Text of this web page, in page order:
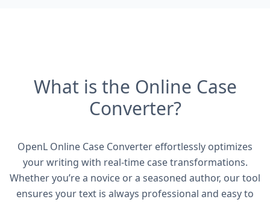
What is the Online Case
Converter?
OpenL Online Case Converter effortlessly optimizes
your writing with real-time case transformations.
Whether you’re a novice or a seasoned author, our tool
ensures your text is always professional and easy to